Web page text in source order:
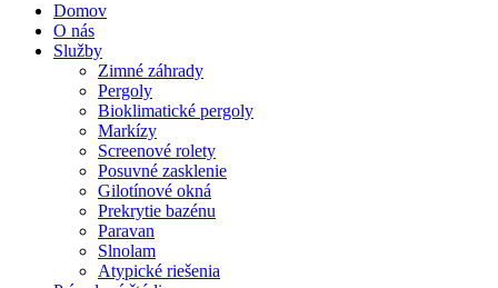
Domov
O nás
Služby
Zimné záhrady
Pergoly
Bioklimatické pergoly
Markízy
Screenové rolety
Posuvné zasklenie
Gilotínové okná
Prekrytie bazénu
Paravan
Slnolam
Atypické riešenia